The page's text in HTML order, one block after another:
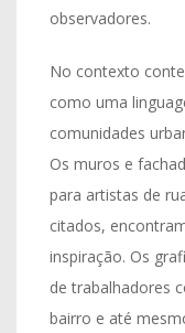
observadores.
No contexto
como uma
comunidades
Os muros e
para artistas de
citados,
inspiração. Os
de trabalhadores
bairro e até